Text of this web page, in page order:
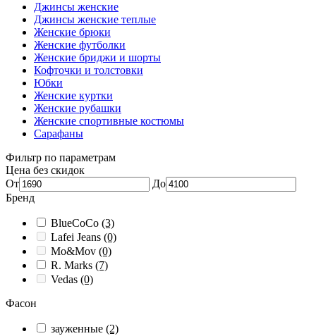
Джинсы женские
Джинсы женские теплые
Женские брюки
Женские футболки
Женские бриджи и шорты
Кофточки и толстовки
Юбки
Женские куртки
Женские рубашки
Женские спортивные костюмы
Сарафаны
Фильтр по параметрам
Цена без скидок
От
До
Бренд
BlueCoCo (3)
Lafei Jeans (0)
Mo&Mov (0)
R. Marks (7)
Vedas (0)
Фасон
зауженные (2)